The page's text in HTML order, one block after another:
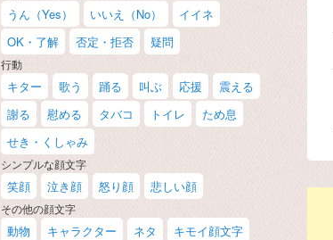
うん（Yes） いいえ（No）
イイネ
OK・了解
否定・拒否 疑問
行動
キター 歌う 踊る 叫ぶ 応援
震える
謝る
慰める タバコ トイレ
ため息
せき・くしゃみ
シンプルな顔文字
笑顔 泣き顔 怒り顔 悲しい顔
その他の顔文字
動物 キャラクター ネタ キモイ顔文字